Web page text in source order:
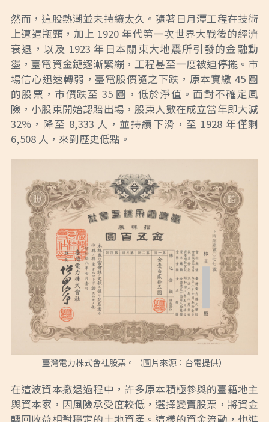
然而，這股熱潮並未持續太久。隨著日月潭工程在技術
上遭遇瓶頸，加上 1920 年代第一次世界大戰後的經濟
衰退，以及 1923 年日本關東大地震所引發的金融動
盪，臺電資金鏈逐漸緊繃，工程甚至一度被迫停擺。市
場信心迅速轉弱，臺電股價隨之下跌，原本實繳 45 圓
的股票，市價跌至 35 圓，低於淨值。面對不確定風
險，小股東開始認賠出場，股東人數在成立當年即大減
32%，降至 8,333 人，並持續下滑，至 1928 年僅剩
6,508 人，來到歷史低點。
臺灣電力株式會社股票。（圖片來源：台電提供）
在這波資本撤退過程中，許多原本積極參與的臺籍地主
與資本家，因風險承受度較低，選擇變賣股票，將資金
轉回收益相對穩定的土地資產。這樣的資金流動，也進